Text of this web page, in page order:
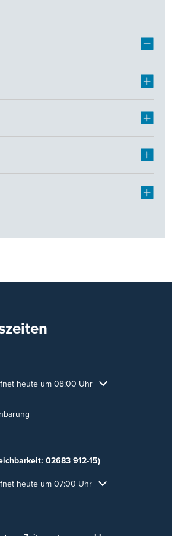
Öffnungs- oder Schließzeiten auszublenden
heute um 08:00 Uhr
02683 912-15)
Öffnungs- oder Schließzeiten auszublenden
heute um 07:00 Uhr